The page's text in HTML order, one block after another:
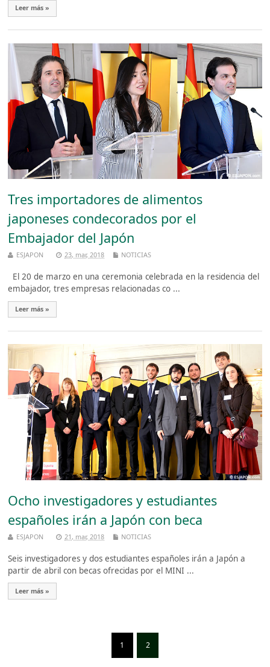
Leer más »
Tres importadores de alimentos
japoneses condecorados por el
Embajador del Japón
ESJAPON 23, mar, 2018 NOTICIAS
El 20 de marzo en una ceremonia celebrada en la residencia del
embajador, tres empresas relacionadas co ...
Leer más »
Ocho investigadores y estudiantes
españoles irán a Japón con beca
ESJAPON 21, mar, 2018 NOTICIAS
Seis investigadores y dos estudiantes españoles irán a Japón a
partir de abril con becas ofrecidas por el MINI ...
Leer más »
1 2